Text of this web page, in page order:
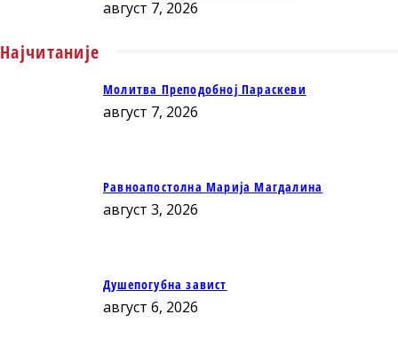
август 7, 2026
Најчитаније
Молитва Преподобној Параскеви
август 7, 2026
Равноапостолна Марија Магдалина
август 3, 2026
Душепогубна завист
август 6, 2026